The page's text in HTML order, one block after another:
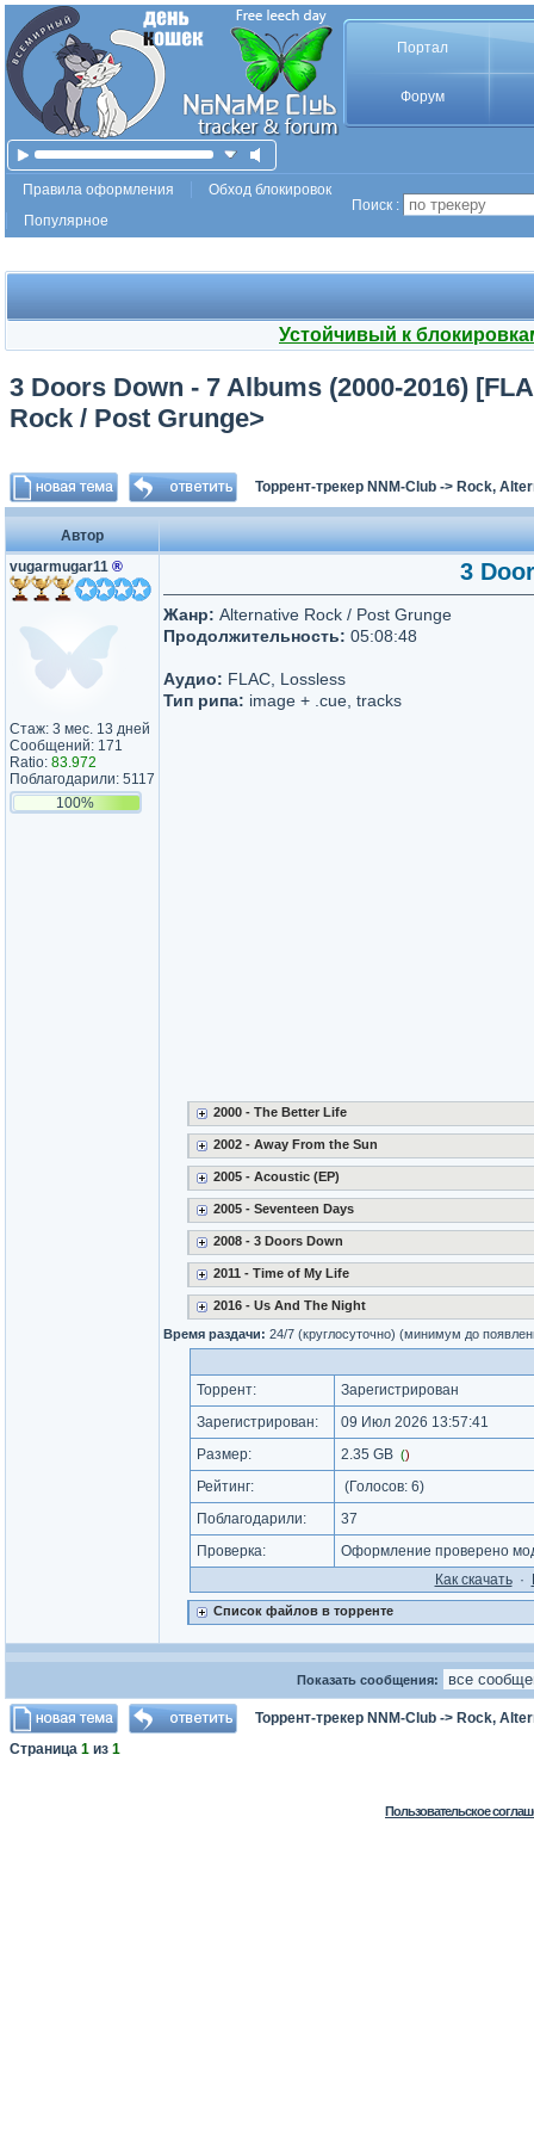
Портал
Форум
Правила оформления
Обход блокировок
Популярное
Поиск :
Устойчивый к
3 Doors Down - 7 Albums (2000-2016)
Rock / Post Grunge>
Торрент-трекер NNM-Club -> Rock,
Автор
vugarmugar11 ®
Стаж: 3 мес. 13 дней
Сообщений: 171
Ratio: 83.972
Поблагодарили: 5117
100%
3
Жанр: Alternative Rock / Post Grunge
Продолжительность: 05:08:48
Аудио: FLAC, Lossless
Тип рипа: image + .cue, tracks
2000 - The Better Life
2002 - Away From the Sun
2005 - Acoustic (EP)
2005 - Seventeen Days
2008 - 3 Doors Down
2011 - Time of My Life
2016 - Us And The Night
Время раздачи: 24/7 (круглосуточно) (минимум до
Торрент:
Зарегистрирован
Зарегистрирован:
09 Июл 2026 13:57:41
Размер:
2.35 GB ()
Рейтинг: (Голосов: 6)
Поблагодарили:
37
Проверка:
Оформление проверено
Как cкачать·
Список файлов в торренте
Показать сообщения:
Торрент-трекер NNM-Club -> Rock,
Страница 1 из 1
Пользовательское